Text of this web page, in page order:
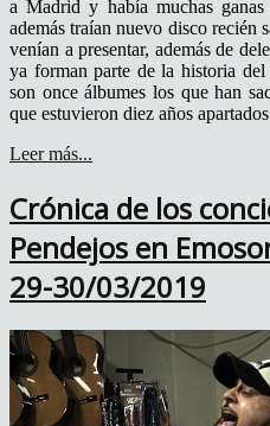
a Madrid y había muchas
además traían nuevo disco recién
venían a presentar, además de
ya forman parte de la historia
son once álbumes los que han
que estuvieron diez años
Leer más...
Crónica de los
Pendejos en
29-30/03/2019